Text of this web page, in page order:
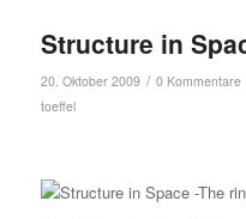
Structure in
20. Oktober 2009 / 0 Kommentare
toeffel